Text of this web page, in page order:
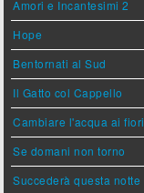
Amori e Incantesimi 2
Hope
Bentornati al Sud
Il Gatto col Cappello
Cambiare l'acqua ai fiori
Se domani non torno
Succederà questa notte